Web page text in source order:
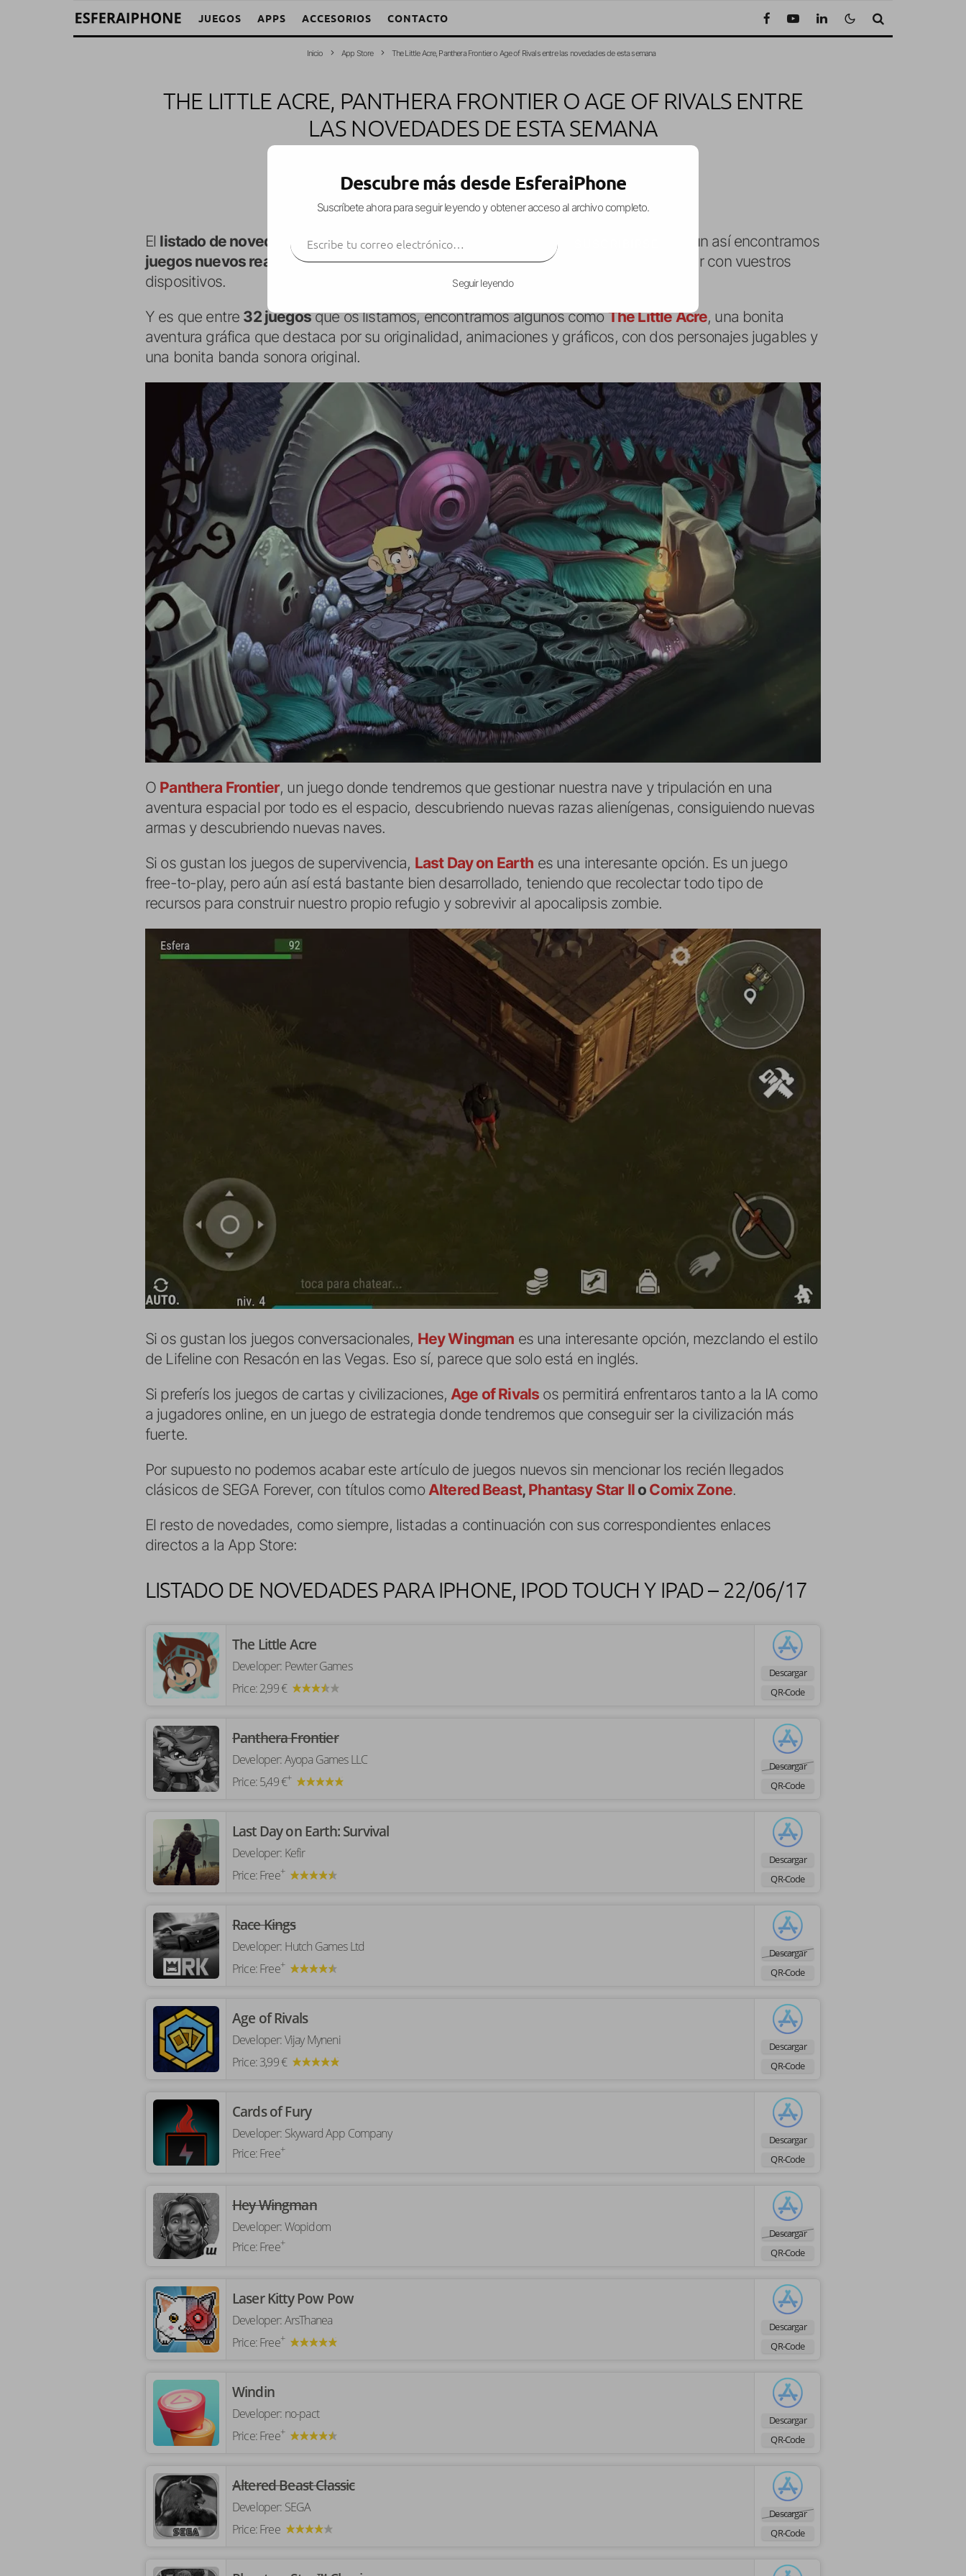
JUEGOS APPS ACCESORIOS CONTACTO
Inicio App Store The Little Acre, Panthera Frontier o Age of Rivals entre las novedades de esta semana
THE LITTLE ACRE, PANTHERA FRONTIER O AGE OF RIVALS ENTRE
LAS NOVEDADES DE ESTA SEMANA
El listado de novedades de esta semana no es tan amplio como otras veces, pero aún así encontramos
juegos nuevos realmente interesantesy dignos de tener en cuenta si os gusta jugar con vuestros
dispositivos.
Y es que entre 32 juegosque os listamos, encontramos algunos comoThe Little Acre, una bonita
aventura gráfica que destaca por su originalidad, animaciones y gráficos, con dos personajes jugables y
una bonita banda sonora original.
O Panthera Frontier, un juego donde tendremos que gestionar nuestra nave y tripulación en una
aventura espacial por todo es el espacio, descubriendo nuevas razas alienígenas, consiguiendo nuevas
armas y descubriendo nuevas naves.
Si os gustan los juegos de supervivencia, Last Day on Earth es una interesante opción. Es un juego
free-to-play, pero aún así está bastante bien desarrollado, teniendo que recolectar todo tipo de
recursos para construir nuestro propio refugio y sobrevivir al apocalipsis zombie.
Si os gustan los juegos conversacionales, Hey Wingman es una interesante opción, mezclando el estilo
de Lifeline con Resacón en las Vegas. Eso sí, parece que solo está en inglés.
Si preferís los juegos de cartas y civilizaciones, Age of Rivals os permitirá enfrentaros tanto a la IA como
a jugadores online, en un juego de estrategia donde tendremos que conseguir ser la civilización más
fuerte.
Por supuesto no podemos acabar este artículo de juegos nuevos sin mencionar los recién llegados
clásicos de SEGA Forever, con títulos como Altered Beast, Phantasy Star IIo Comix Zone.
El resto de novedades, como siempre, listadas a continuación con sus correspondientes enlaces
directos a la App Store:
LISTADO DE NOVEDADES PARA IPHONE, IPOD TOUCH Y IPAD – 22/06/17
Descargar
QR-Code
‎The Little Acre
Developer: Pewter Games
Price:2,99 €
Descargar
QR-Code
‎Panthera Frontier
Developer:Ayopa Games LLC
Price:5,49 €+
Descargar
QR-Code
‎Last Day on Earth: Survival
Developer: Kefir
Price:Free+
Descargar
QR-Code
‎Race Kings
Developer: Hutch Games Ltd
Price:Free+
Descargar
QR-Code
‎Age of Rivals
Developer:Vijay Myneni
Price:3,99 €
Descargar
QR-Code
‎Cards of Fury
Developer: Skyward App Company
Price:Free+
Descargar
QR-Code
‎Hey Wingman
Developer:Wopidom
Price:Free+
Descargar
QR-Code
‎Laser Kitty Pow Pow
Developer:ArsThanea
Price:Free+
Descargar
QR-Code
‎Windin
Developer: no-pact
Price:Free+
Descargar
QR-Code
‎Altered Beast Classic
Developer: SEGA
Price:Free
Descubre más desde EsferaiPhone
Suscríbete ahora para seguir leyendo y obtener acceso al archivo completo.
Seguir leyendo